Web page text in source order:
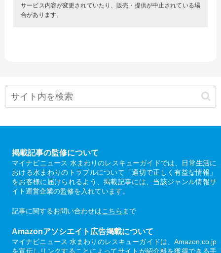
サービス内容が変更されていたり、販売・提供が中止されている場
合があります。
掲載記事の監修について
マイナビニュース 水まわりのレスキューガイドでは、日常生活に
おける水まわりのトラブルについて「適切で正しく有益な情報」
をお客様に届けられるよう、掲載記事には、当該ジャンル情報サ
イト運営企業の監修を入れています。
記事に関するお問い合わせはこちら まで
Amazonアソシエイト広告掲載について
マイナビニュース 水まわりのレスキューガイドは、Amazon.co.jp
を宣伝しリンクすることによってサイトが紹介料を獲得できる手